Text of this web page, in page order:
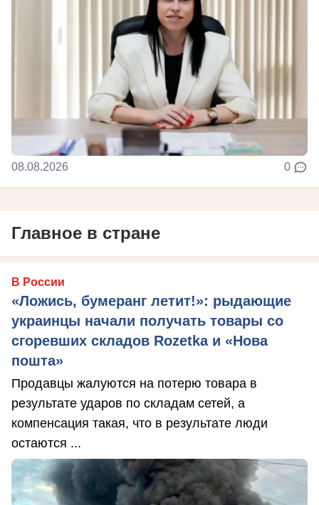
08.08.2026 0
Главное в стране
В России
«Ложись, бумеранг летит!»: рыдающие
украинцы начали получать товары со
сгоревших складов Rozetka и «Нова
пошта»
Продавцы жалуются на потерю товара в
результате ударов по складам сетей, а
компенсация такая, что в результате люди
остаются ...